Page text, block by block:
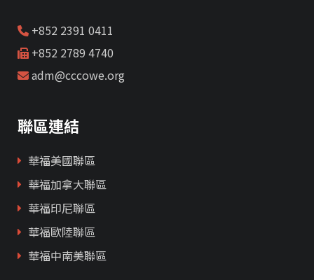
+852 2391 0411
+852 2789 4740
adm@cccowe.org
聯區連結
華福美國聯區
華福加拿大聯區
華福印尼聯區
華福歐陸聯區
華福中南美聯區